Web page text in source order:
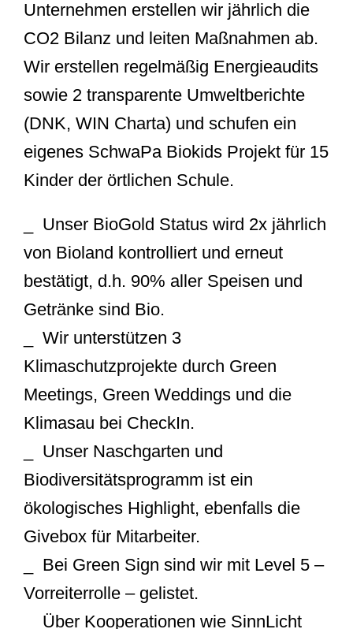
Unternehmen erstellen wir jährlich die
CO2 Bilanz und leiten Maßnahmen ab.
Wir erstellen regelmäßig Energieaudits
sowie 2 transparente Umweltberichte
(DNK, WIN Charta) und schufen ein
eigenes SchwaPa Biokids Projekt für 15
Kinder der örtlichen Schule.
_ Unser BioGold Status wird 2x jährlich
von Bioland kontrolliert und erneut
bestätigt, d.h. 90% aller Speisen und
Getränke sind Bio.
_ Wir unterstützen 3
Klimaschutzprojekte durch Green
Meetings, Green Weddings und die
Klimasau bei CheckIn.
_ Unser Naschgarten und
Biodiversitätsprogramm ist ein
ökologisches Highlight, ebenfalls die
Givebox für Mitarbeiter.
_ Bei Green Sign sind wir mit Level 5 –
Vorreiterrolle – gelistet.
_ Über Kooperationen wie SinnLicht